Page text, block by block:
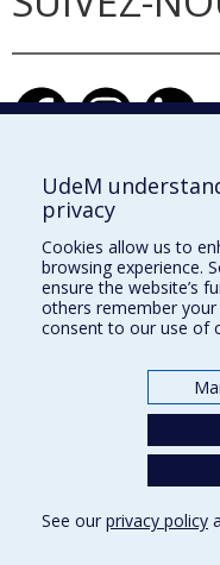
École
École de design
École d'urbanisme et
UdeM
privacy
Cookies allow us to
browsing experience.
ensure the website’s
others remember
consent to our use of
See our privacy policy